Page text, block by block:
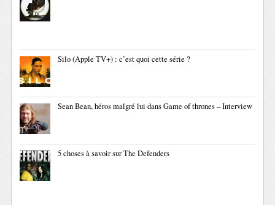
Silo (Apple TV+) : c’est quoi cette série ?
Sean Bean, héros malgré lui dans Game of thrones – Interview
5 choses à savoir sur The Defenders